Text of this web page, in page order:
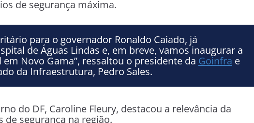
de segurança máxima.
para o governador Ronaldo Caiado, já
de Águas Lindas e, em breve, vamos inaugurar a
Novo Gama”, ressaltou o presidente da Goinfra e
da Infraestrutura, Pedro Sales.
do DF, Caroline Fleury, destacou a relevância da
segurança na região.